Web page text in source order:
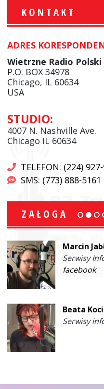
KONTAKT
ADRES
Wietrzne Radio Polski
P.O. BOX 34978
Chicago, IL 60634
USA
STUDIO:
4007 N. Nashville Ave.
Chicago IL 60634
TELEFON: (224)
SMS: (773) 888-5161
ZAŁOGA
Marcin
Serwisy
facebook
Beata
Serwisy